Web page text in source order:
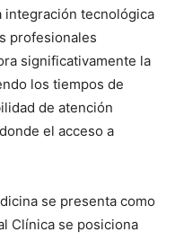
integración tecnológica
profesionales
significativamente la
los tiempos de
de atención
el acceso a
se presenta como
Clínica se posiciona